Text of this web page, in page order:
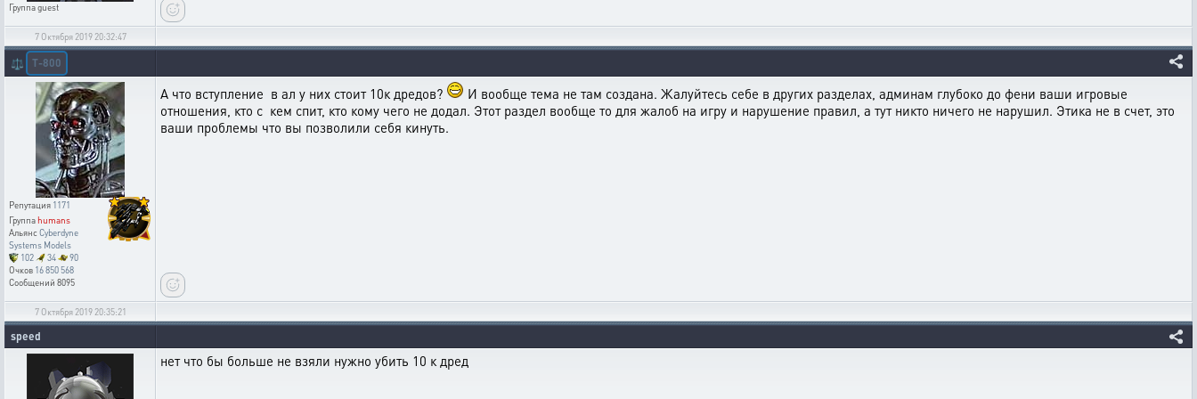
Группаguest
7 Октября 2019 20:32:47
⚖️ T-800
Репутация 1171
Группаhumans
АльянсCyberdyne
Systems Models
102
34
90
Очков 16 850 568
Сообщений 8095
А что вступление в ал у них стоит 10к дредов?
И вообще тема не там создана. Жалуйтесь себе в других разделах, админам глубоко до фени ваши игровые
отношения, кто с кем спит, кто кому чего не додал. Этот раздел вообще то для жалоб на игру и нарушение правил, а тут никто ничего не нарушил. Этика не в счет, это
ваши проблемы что вы позволили себя кинуть.
7 Октября 2019 20:35:21
speed
нет что бы больше не взяли нужно убить 10 к дред